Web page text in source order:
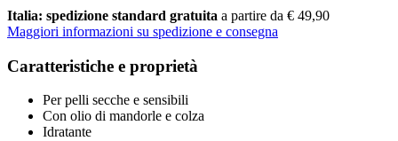
Italia: spedizione standard gratuita a partire da € 49,90
Maggiori informazioni su spedizione e consegna
Caratteristiche e proprietà
Per pelli secche e sensibili
Con olio di mandorle e colza
Idratante